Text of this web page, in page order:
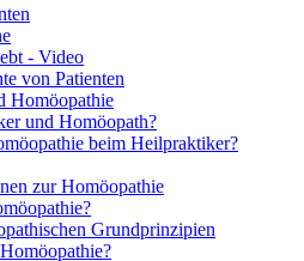
- Video
von Patienten
Homöopathie
und Homöopath?
beim Heilpraktiker?
zur Homöopathie
Grundprinzipien